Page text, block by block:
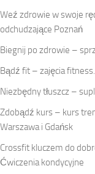
Weź zdrowie w swoje
odchudzające Poznań
Biegnij po zdrowie –
Bądź fit – zajęcia
Niezbędny tłuszcz –
Zdobądź kurs – kurs
Warszawa i Gdańsk
Crossfit kluczem do
Ćwiczenia kondycyjne